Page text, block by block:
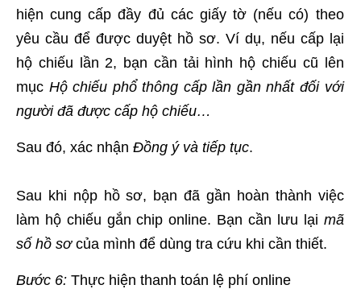
hiện cung cấp đầy đủ các giấy tờ (nếu có) theo
yêu cầu để được duyệt hồ sơ. Ví dụ, nếu cấp lại
hộ chiếu lần 2, bạn cần tải hình hộ chiếu cũ lên
mục Hộ chiếu phổ thông cấp lần gần nhất đối với
người đã được cấp hộ chiếu…
Sau đó, xác nhận Đồng ý và tiếp tục.
Sau khi nộp hồ sơ, bạn đã gần hoàn thành việc
làm hộ chiếu gắn chip online. Bạn cần lưu lại mã
số hồ sơ của mình để dùng tra cứu khi cần thiết.
Bước 6: Thực hiện thanh toán lệ phí online